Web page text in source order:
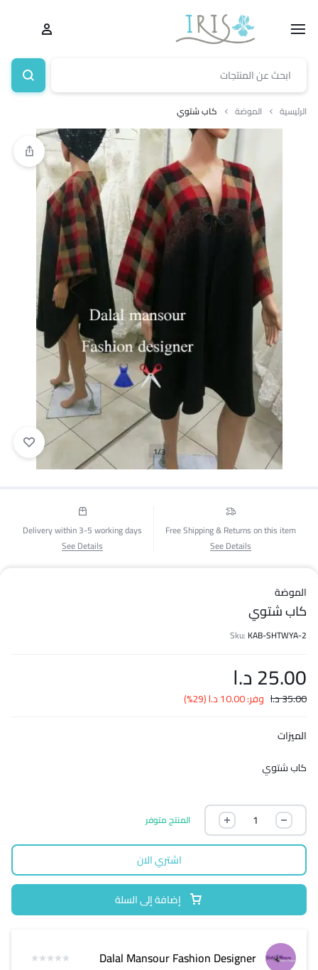
الرئيسية الموضة كاب شتوي
1/3
Free Shipping & Returns on this item
See Details
Delivery within 3-5 working days
See Details
الموضة
كاب شتوي
Sku: KAB-SHTWYA-2
25.00د.ا
35.00د.ا وفر:10.00د.ا(29%)
الميزات
كاب شتوي
المنتج متوفر
إضافة إلى السلة
اشتري الان
Dalal Mansour Fashion Designer